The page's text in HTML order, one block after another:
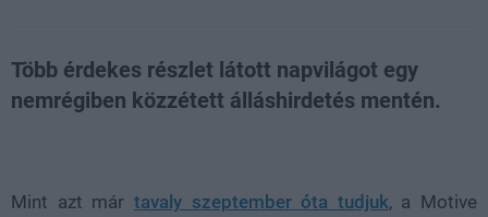
Több érdekes részlet látott napvilágot egy
nemrégiben közzétett álláshirdetés mentén.
Mint azt már tavaly szeptember óta tudjuk, a Motive